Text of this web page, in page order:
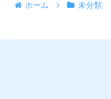
ホーム 未分類